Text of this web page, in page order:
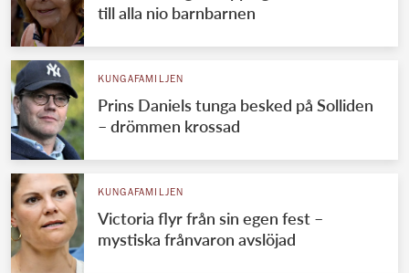
till alla nio barnbarnen
KUNGAFAMILJEN
Prins Daniels tunga besked på Solliden
– drömmen krossad
KUNGAFAMILJEN
Victoria flyr från sin egen fest –
mystiska frånvaron avslöjad